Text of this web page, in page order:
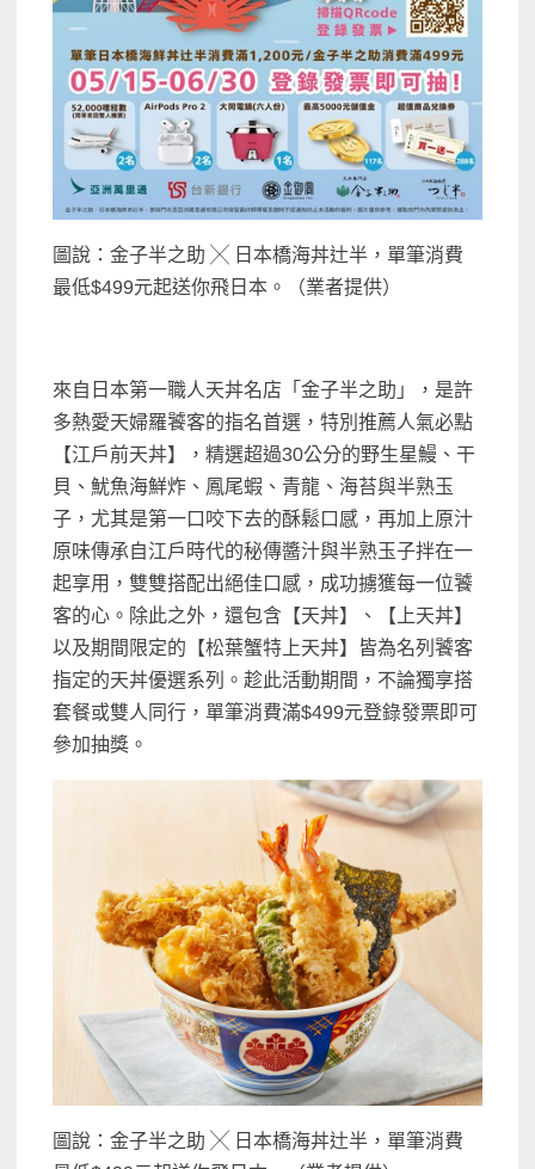
圖說：金子半之助 ╳ 日本橋海丼辻半，單筆消費
最低$499元起送你飛日本。（業者提供）
來自日本第一職人天丼名店「金子半之助」，是許
多熱愛天婦羅饕客的指名首選，特別推薦人氣必點
【江戶前天丼】，精選超過30公分的野生星鰻、干
貝、魷魚海鮮炸、鳳尾蝦、青龍、海苔與半熟玉
子，尤其是第一口咬下去的酥鬆口感，再加上原汁
原味傳承自江戶時代的秘傳醬汁與半熟玉子拌在一
起享用，雙雙搭配出絕佳口感，成功擄獲每一位饕
客的心。除此之外，還包含【天丼】、【上天丼】
以及期間限定的【松葉蟹特上天丼】皆為名列饕客
指定的天丼優選系列。趁此活動期間，不論獨享搭
套餐或雙人同行，單筆消費滿$499元登錄發票即可
參加抽獎。
圖說：金子半之助 ╳ 日本橋海丼辻半，單筆消費